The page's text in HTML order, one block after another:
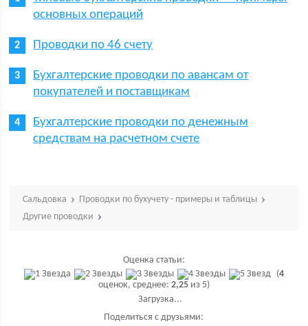
основных операций
Проводки по 46 счету
Бухгалтерские проводки по авансам от
покупателей и поставщикам
Бухгалтерские проводки по денежным
средствам на расчетном счете
Сальдовка
Проводки по бухучету - примеры и таблицы
Другие проводки
Оценка статьи:
(4
оценок, среднее: 2,25из 5)
Загрузка...
Поделиться с друзьями: